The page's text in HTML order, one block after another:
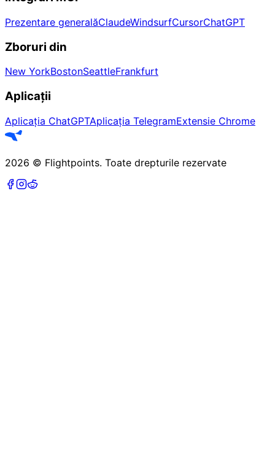
Prezentare generalăClaudeWindsurfCursorChatGPT
Zboruri din
New YorkBostonSeattleFrankfurt
Aplicații
Aplicația ChatGPTAplicația TelegramExtensie Chrome
2026 © Flightpoints. Toate drepturile rezervate